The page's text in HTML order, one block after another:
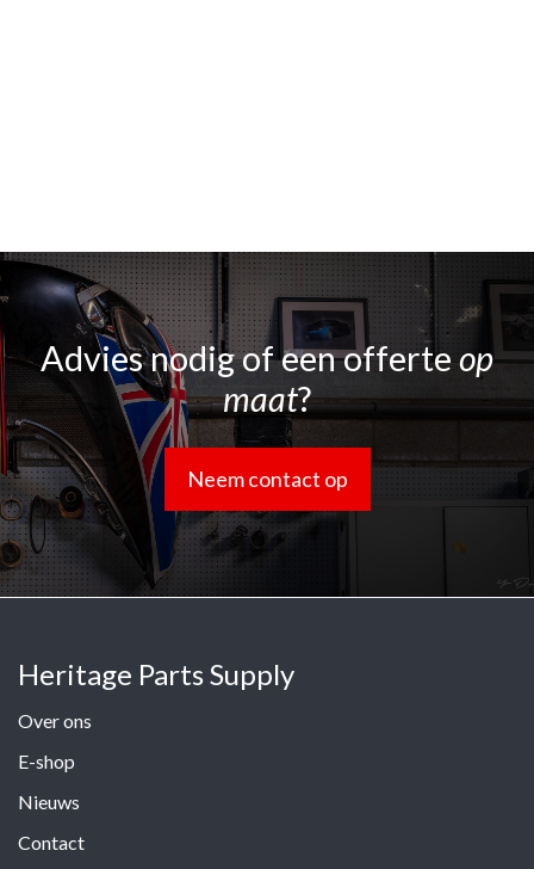
Advies nodig of een offerteop
maat?
Neem contact op
Heritage Parts Supply
Over ons
E-shop
Nieuws
Contact